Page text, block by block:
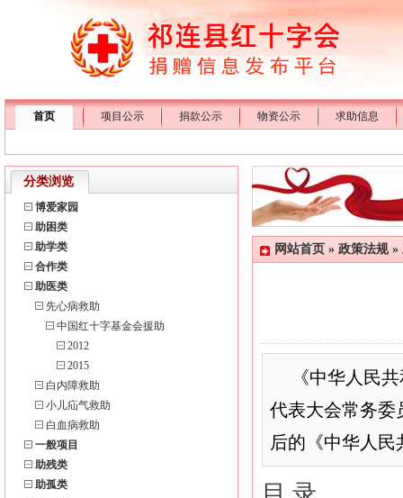
首页 项目公示 捐款公示 物资公示 求助信息
分类浏览
博爱家园
助困类
助学类
合作类
助医类
先心病救助
中国红十字基金会援助
2012
2015
白内障救助
小儿疝气救助
白血病救助
一般项目
助残类
助孤类
网站首页 » 政策法规»
《中华人民
代表大会常务委
后的《中华人民